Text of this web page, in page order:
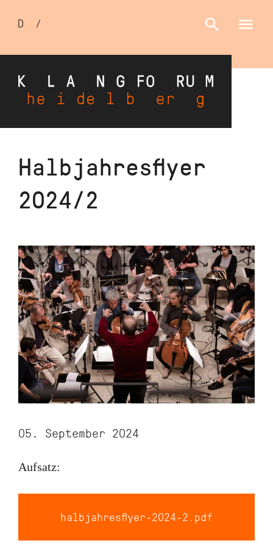
Direkt
Sprachumschalter
D /
Halbjahresflyer
2024/2
05. September 2024
Aufsatz:
halbjahresflyer-2024-2.pdf